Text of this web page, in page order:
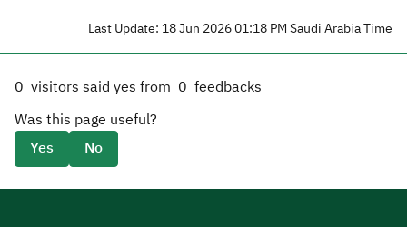
Last Update: 18 Jun 2026 01:18 PM Saudi Arabia Time
0 visitors said yes from 0 feedbacks
Was this page useful?
Yes
No